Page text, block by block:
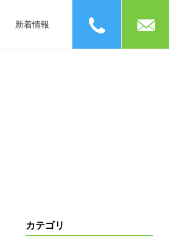
新着情報 phone mail
カテゴリ